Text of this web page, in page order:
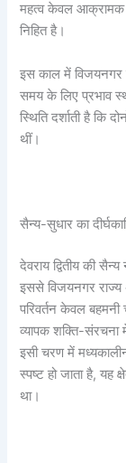
महत्व केवल आक्रामक
निहित है।
इस काल में
समय के लिए प्रभाव
स्थिति दर्शाती है कि
थीं।
सैन्य-सुधार का
देवराय द्वितीय की
इससे विजयनगर
परिवर्तन केवल बहमनी
व्यापक शक्ति-संरचना
इसी चरण में
स्पष्ट हो जाता है,
था।